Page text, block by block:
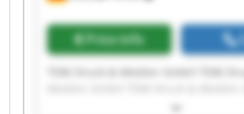
Price info
Druck & Medien GmbH TDM Druck &